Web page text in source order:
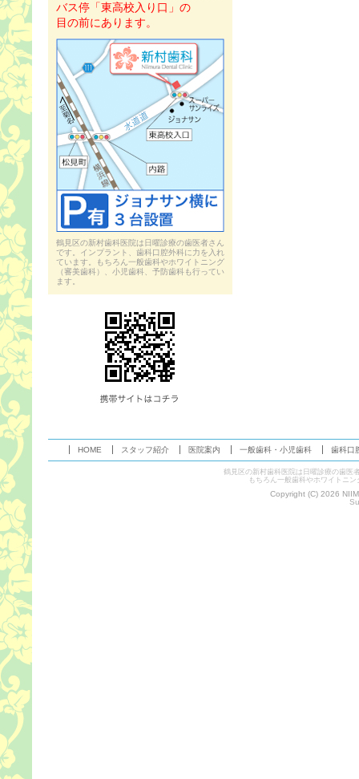
バス停「東高校入り口」の
目の前にあります。
鶴見区の新村歯科医院は日曜診療の歯医者さん
です。インプラント、歯科口腔外科に力を入れ
ています。もちろん一般歯科やホワイトニング
（審美歯科）、小児歯科、予防歯科も行ってい
ます。
HOME スタッフ紹介 医院案内 一般歯科・小児歯科 歯科口
鶴見区の新村歯科医院は日曜診療の歯医
もちろん一般歯科やホワイトニ
Copyright (C) 2026